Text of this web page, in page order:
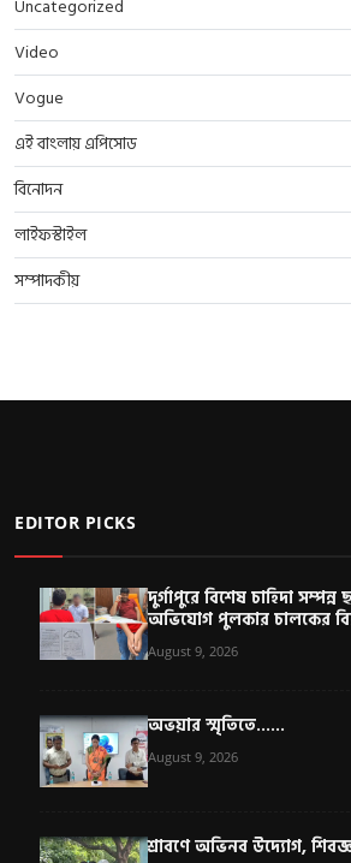
Uncategorized
Video
Vogue
এই বাংলায় এপিসোড
বিনোদন
লাইফস্টাইল
সম্পাদকীয়
EDITOR PICKS
দুর্গাপুরে বিশেষ চাহিদা
অভিযোগ পুলকার চালকের
August 9, 2026
অভয়ার স্মৃতিতে......
August 9, 2026
শ্রাবণে অভিনব উদ্যোগ,